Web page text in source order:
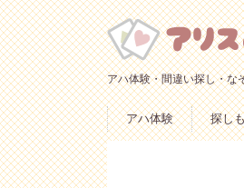
アハ体験・間違い探し・な
アハ体験 探し